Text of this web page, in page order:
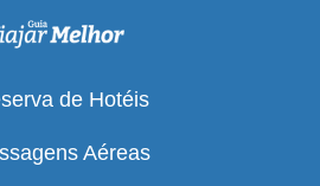
de Hotéis
Aéreas